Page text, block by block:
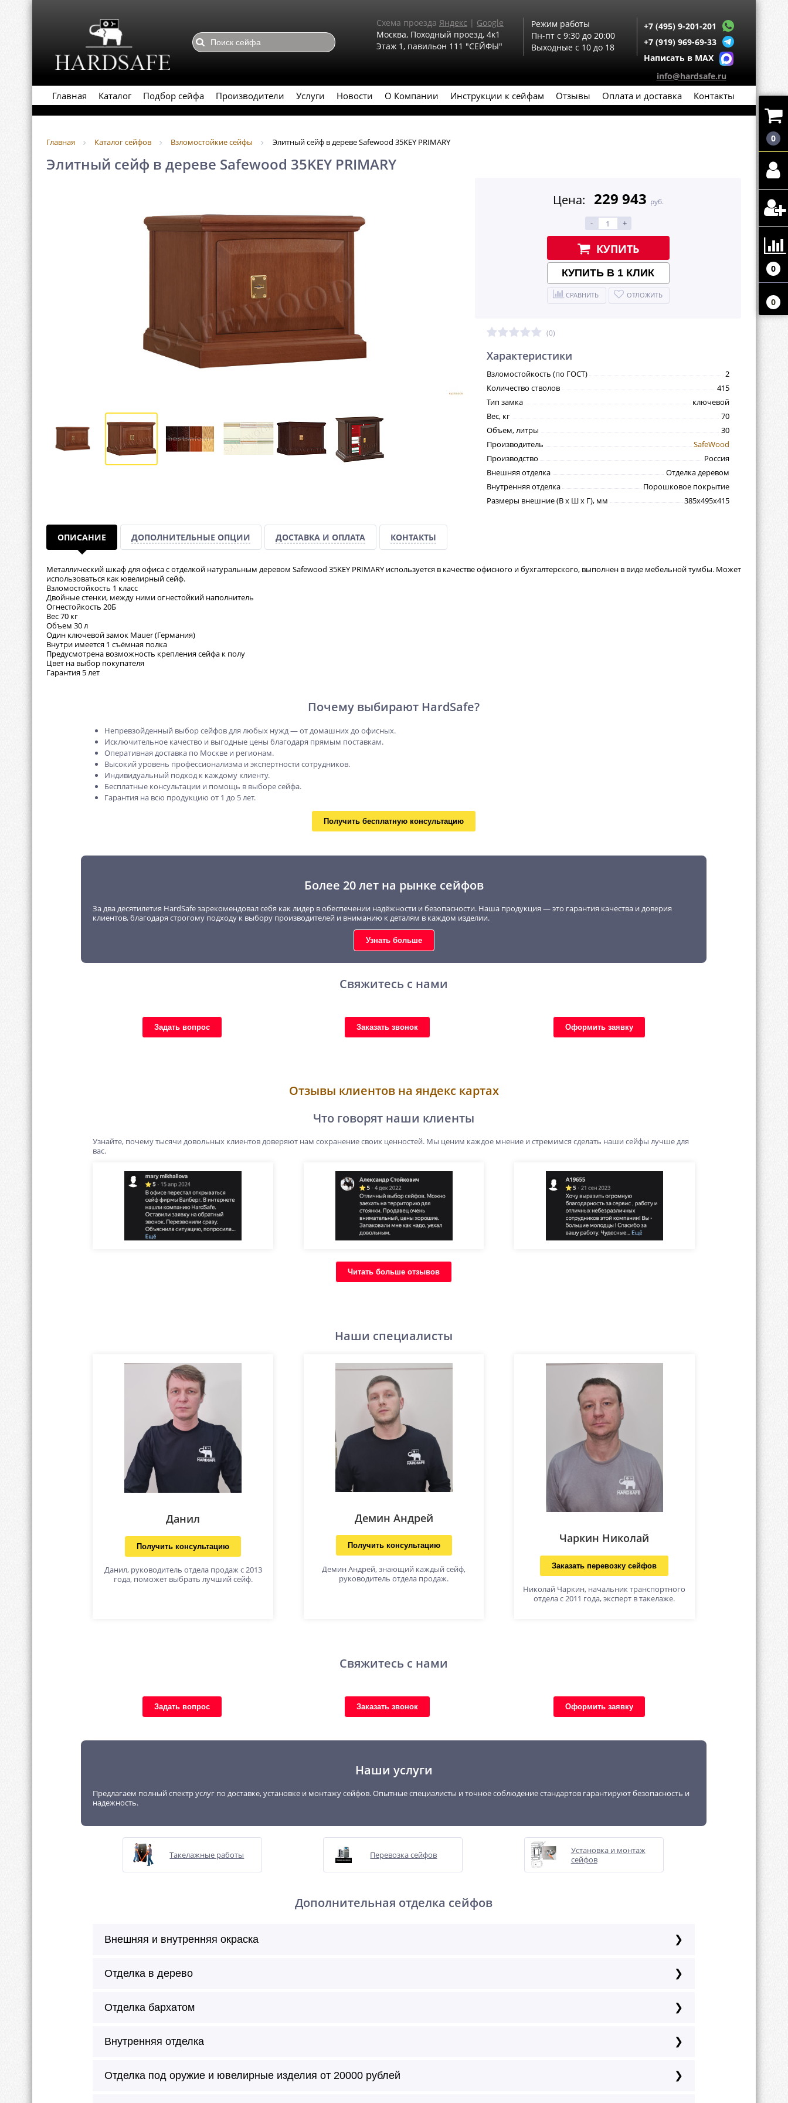
Схема проезда Яндекс | Google
Москва, Походный проезд, 4к1
Этаж 1, павильон 111 "СЕЙФЫ"
Режим работы
Пн-пт с 9:30 до 20:00
Выходные с 10 до 18
+7 (495) 9-201-201
+7 (919) 969-69-33
Написать в MAX
info@hardsafe.ru
Главная Каталог Подбор сейфа Производители Услуги Новости О Компании Инструкции к сейфам Отзывы Оплата и доставка Контакты
Главная Каталог сейфов Взломостойкие сейфы Элитный сейф в дереве Safewood 35KEY PRIMARY
Элитный сейф в дереве Safewood 35KEY PRIMARY
Цена: 229 943 руб.
- +
КУПИТЬ
КУПИТЬ В 1 КЛИК
СРАВНИТЬ ОТЛОЖИТЬ
(0)
Характеристики
Взломостойкость (по ГОСТ)
2
Количество стволов
415
Тип замка
ключевой
Вес, кг
70
Объем, литры
30
Производитель
SafeWood
Производство
Россия
Внешняя отделка
Отделка деревом
Внутренняя отделка
Порошковое покрытие
Размеры внешние (В х Ш х Г), мм
385х495х415
ОПИСАНИЕ ДОПОЛНИТЕЛЬНЫЕ ОПЦИИ ДОСТАВКА И ОПЛАТА КОНТАКТЫ
Металлический шкаф для офиса с отделкой натуральным деревом Safewood 35KEY PRIMARY используется в качестве офисного и бухгалтерского, выполнен в виде мебельной тумбы. Может
использоваться как ювелирный сейф.
Взломостойкость 1 класс
Двойные стенки, между ними огнестойкий наполнитель
Огнестойкость 20Б
Вес 70 кг
Объем 30 л
Один ключевой замок Mauer (Германия)
Внутри имеется 1 съёмная полка
Предусмотрена возможность крепления сейфа к полу
Цвет на выбор покупателя
Гарантия 5 лет
Почему выбирают HardSafe?
Непревзойденный выбор сейфов для любых нужд — от домашних до офисных.
Исключительное качество и выгодные цены благодаря прямым поставкам.
Оперативная доставка по Москве и регионам.
Высокий уровень профессионализма и экспертности сотрудников.
Индивидуальный подход к каждому клиенту.
Бесплатные консультации и помощь в выборе сейфа.
Гарантия на всю продукцию от 1 до 5 лет.
Получить бесплатную консультацию
Более 20 лет на рынке сейфов
За два десятилетия HardSafe зарекомендовал себя как лидер в обеспечении надёжности и безопасности. Наша продукция — это гарантия качества и доверия
клиентов, благодаря строгому подходу к выбору производителей и вниманию к деталям в каждом изделии.
Узнать больше
Свяжитесь с нами
Задать вопрос Заказать звонок Оформить заявку
Отзывы клиентов на яндекс картах
Что говорят наши клиенты
Узнайте, почему тысячи довольных клиентов доверяют нам сохранение своих ценностей. Мы ценим каждое мнение и стремимся сделать наши сейфы лучше для
вас.
Читать больше отзывов
Наши специалисты
Данил
Получить консультацию
Данил, руководитель отдела продаж с 2013
года, поможет выбрать лучший сейф.
Демин Андрей
Получить консультацию
Демин Андрей, знающий каждый сейф,
руководитель отдела продаж.
Чаркин Николай
Заказать перевозку сейфов
Николай Чаркин, начальник транспортного
отдела с 2011 года, эксперт в такелаже.
Свяжитесь с нами
Задать вопрос Заказать звонок Оформить заявку
Наши услуги
Предлагаем полный спектр услуг по доставке, установке и монтажу сейфов. Опытные специалисты и точное соблюдение стандартов гарантируют безопасность и
надежность.
Такелажные работы Перевозка сейфов
Установка и монтаж
сейфов
Дополнительная отделка сейфов
Внешняя и внутренняя окраска
Отделка в дерево
Отделка бархатом
Внутренняя отделка
Отделка под оружие и ювелирные изделия от 20000 рублей
0
0
0